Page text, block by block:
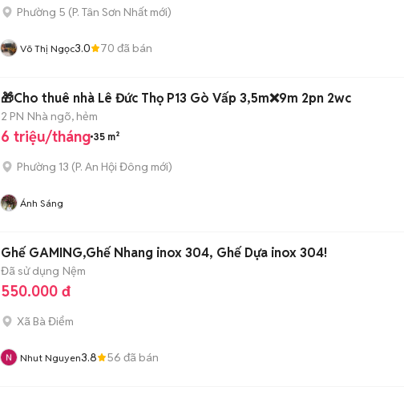
Phường 5 (P. Tân Sơn Nhất mới)
Võ Thị Ngọc3.0 70 đã bán
🎁Cho thuê nhà Lê Đức Thọ P13 Gò Vấp 3,5m❌9m 2pn 2wc
2 PN Nhà ngõ, hẻm
6 triệu/tháng 35 m²
Phường 13 (P. An Hội Đông mới)
Ánh Sáng
Ghế GAMING,Ghế Nhang inox 304, Ghế Dựa inox 304!
Đã sử dụng Nệm
550.000 đ
Xã Bà Điểm
Nhut Nguyen3.8 56 đã bán